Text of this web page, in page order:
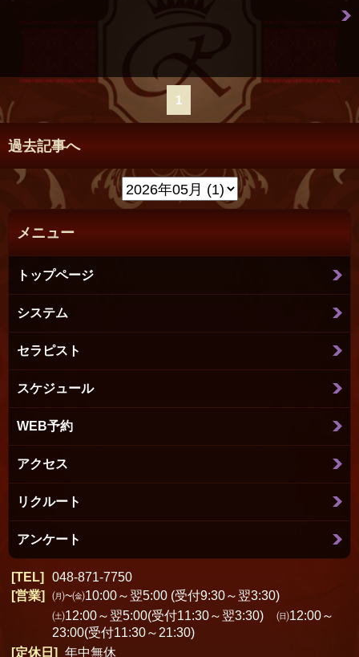
1
過去記事へ
メニュー
トップページ
システム
セラピスト
スケジュール
WEB予約
アクセス
リクルート
アンケート
TEL
048-871-7750
営業
㈪~㈮10:00～翌5:00 (受付9:30～翌3:30)
㈯12:00～翌5:00(受付11:30～翌3:30) ㈰12:00～
23:00(受付11:30～21:30)
定休日
年中無休